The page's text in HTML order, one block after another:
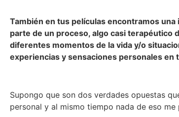
También en tus películas encontramos
parte de un proceso, algo casi terapéutico
diferentes momentos de la vida y/o
experiencias y sensaciones personales en
Supongo que son dos verdades opuestas
personal y al mismo tiempo nada de eso me